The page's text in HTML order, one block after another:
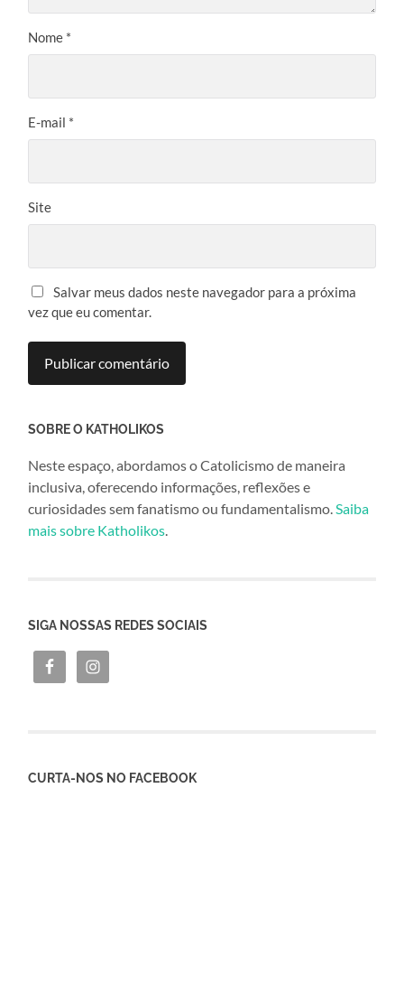
Nome *
E-mail *
Site
Salvar meus dados neste navegador para a próxima
vez que eu comentar.
SOBRE O KATHOLIKOS
Neste espaço, abordamos o Catolicismo de maneira
inclusiva, oferecendo informações, reflexões e
curiosidades sem fanatismo ou fundamentalismo.Saiba
mais sobre Katholikos.
SIGA NOSSAS REDES SOCIAIS
CURTA-NOS NO FACEBOOK